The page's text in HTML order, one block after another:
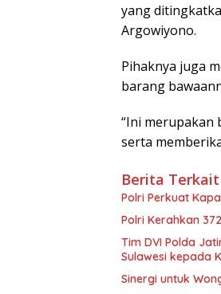
yang
Argowiyono.
Pihaknya juga
barang
“Ini merupakan
serta
Berita Terkait
Polri Perkuat
Polri Kerahkan
Tim DVI Polda
Sulawesi kepada
Sinergi untuk